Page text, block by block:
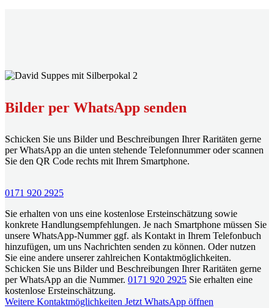
Bilder per WhatsApp senden
Schicken Sie uns Bilder und Beschreibungen Ihrer Raritäten gerne
per WhatsApp an die unten stehende Telefonnummer oder scannen
Sie den QR Code rechts mit Ihrem Smartphone.
0171 920 2925
Sie erhalten von uns eine kostenlose Ersteinschätzung sowie
konkrete Handlungsempfehlungen. Je nach Smartphone müssen Sie
unsere WhatsApp-Nummer ggf. als Kontakt in Ihrem Telefonbuch
hinzufügen, um uns Nachrichten senden zu können. Oder nutzen
Sie eine andere unserer zahlreichen Kontaktmöglichkeiten.
Schicken Sie uns Bilder und Beschreibungen Ihrer Raritäten gerne
per WhatsApp an die Nummer. 0171 920 2925 Sie erhalten eine
kostenlose Ersteinschätzung.
Weitere Kontaktmöglichkeiten Jetzt WhatsApp öffnen